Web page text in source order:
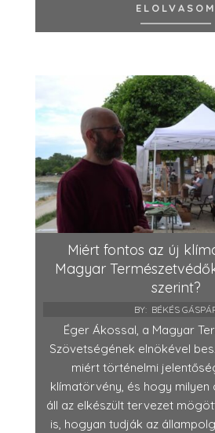
ELOLVASOM
Miért fontos az új
Magyar
szerint?
BY: BÉKÉS
Éger Ákossal, a Magyar
Szövetségének elnökével
miért történelmi
klímatörvény, és hogy milyen
áll az elkészült tervezet
is, hogyan tudják az